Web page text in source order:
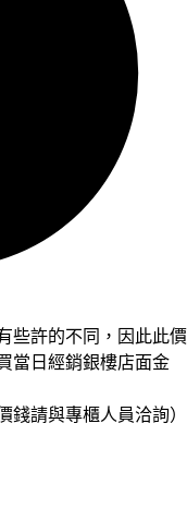
些許的不同，因此此價
當日經銷銀樓店面金
錢請與專櫃人員洽詢）